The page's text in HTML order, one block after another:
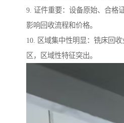
9. 证件重要：设备原始、合格
影响回收流程和价格。
10. 区域集中性明显：铣床回
区，区域性特征突出。